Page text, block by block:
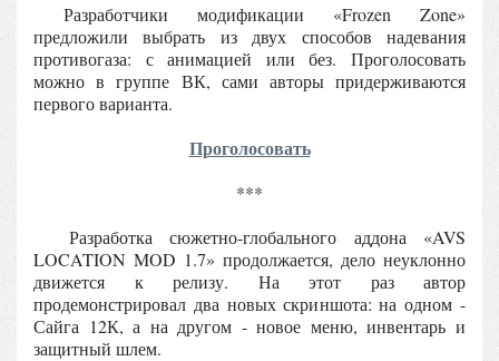
Разработчики модификации «Frozen Zone»
предложили выбрать из двух способов надевания
противогаза: с анимацией или без. Проголосовать
можно в группе ВК, сами авторы придерживаются
первого варианта.
Проголосовать
***
Разработка сюжетно-глобального аддона «AVS
LOCATION MOD 1.7» продолжается, дело неуклонно
движется к релизу. На этот раз автор
продемонстрировал два новых скриншота: на одном -
Сайга 12К, а на другом - новое меню, инвентарь и
защитный шлем.